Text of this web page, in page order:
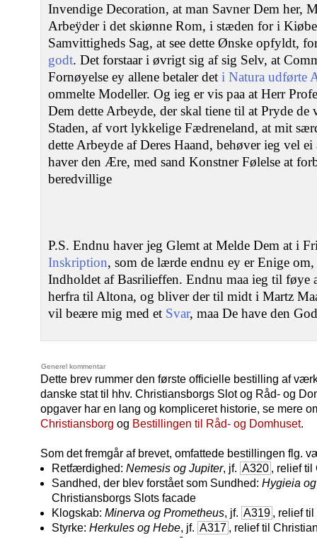
Invendige Decoration, at man Savner Dem her,
Arbeÿder i det skiønne Rom, i stæden for i
Samvittigheds Sag, at see dette Ønske opfyldt,
godt. Det forstaar i øvrigt sig af sig Selv, at
Fornøyelse ey allene betaler det i Natura udførte
ommelte Modeller. Og ieg er vis paa at Herr
Dem dette Arbeyde, der skal tiene til at Pryde
Staden, af vort lykkelige Fædreneland, at mit
dette Arbeyde af Deres Haand, behøver ieg vel
haver den Ære, med sand Konstner Følelse at
beredvillige
P.S. Endnu haver jeg Glemt at Melde Dem at i
Inskription, som de lærde endnu ey er Enige
Indholdet af Basrilieffen. Endnu maa ieg til føye
herfra til Altona, og bliver der til midt i Martz
vil beære mig med et Svar, maa De have den
Generel kommentar
Dette brev rummer den første officielle bestilling af
danske stat til hhv. Christiansborgs Slot og Råd- og
opgaver har en lang og kompliceret historie, se mere
Christiansborg og Bestillingen til Råd- og Domhuset.
Som det fremgår af brevet, omfattede bestillingen flg.
Retfærdighed: Nemesis og Jupiter, jf. A320 , relief til
Sandhed, der blev forstået som Sundhed: Hygieia
Christiansborgs Slots facade
Klogskab: Minerva og Prometheus, jf. A319 , relief
Styrke: Herkules og Hebe, jf. A317 , relief til